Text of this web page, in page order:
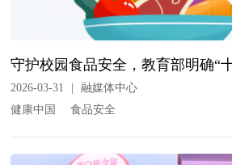
守护校园食品安全，教育部明确“
2026-03-31 |
融媒体中心
健康中国
食品安全